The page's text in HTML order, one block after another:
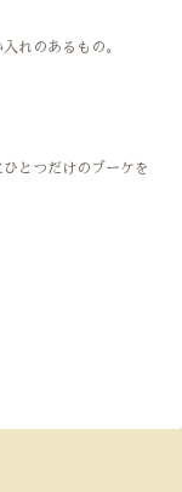
れのあるもの。
とつだけのブーケを